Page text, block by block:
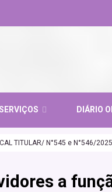
DIÁRIO
TITULAR/ N°545 e N°546/
a